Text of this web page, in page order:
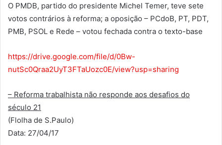
O PMDB, partido do presidente Michel Temer, teve sete
votos contrários à reforma; a oposição – PCdoB, PT, PDT,
PMB, PSOL e Rede – votou fechada contra o texto-base
https://drive.google.com/file/d/0Bw-
nutSc0Qraa2UyT3FTaUozc0E/view?usp=sharing
– Reforma trabalhista não responde aos desafios do
século 21
(Flolha de S.Paulo)
Data: 27/04/17